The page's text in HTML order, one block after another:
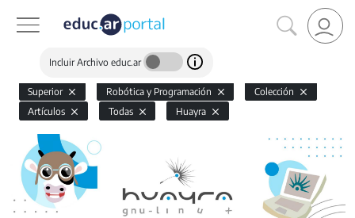
Incluir Archivo educ.ar
Superior Robótica y Programación
Colección
Artículos
Todas Huayra